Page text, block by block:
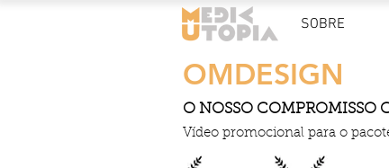
SOBRE
OMDESIGN
O NOSSO COMPROMISSO
Vídeo promocional para o